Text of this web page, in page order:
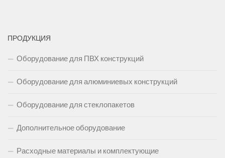
ПРОДУКЦИЯ
Оборудование для ПВХ конструкций
Оборудование для алюминиевых конструкций
Оборудование для стеклопакетов
Дополнительное оборудование
Расходные материалы и комплектующие